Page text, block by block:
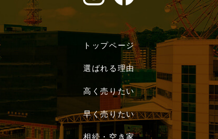
トップページ
選ばれる理由
高く売りたい
早く売りたい
相続・空き家